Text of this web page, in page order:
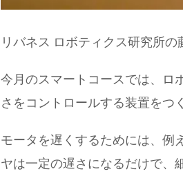
リバネス ロボティクス研究所の
今月のスマートコースでは、ロ
さをコントロールする装置をつ
モータを遅くするためには、例
ヤは一定の遅さになるだけで、